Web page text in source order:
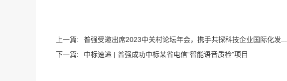
上一篇:
普强受邀出席2023中关村论坛年会，携手共探科技企业国际化发...
下一篇:
中标速递 | 普强成功中标某省电信“智能语音质检”项目